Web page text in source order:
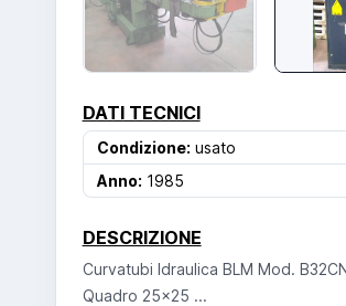
DATI TECNICI
Condizione: usato
Anno: 1985
DESCRIZIONE
Curvatubi Idraulica BLM Mod.
Quadro 25x25 ...